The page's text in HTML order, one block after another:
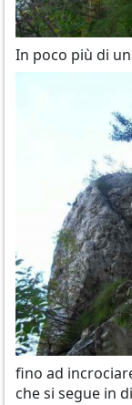
In poco più di
fino ad
che si segue in